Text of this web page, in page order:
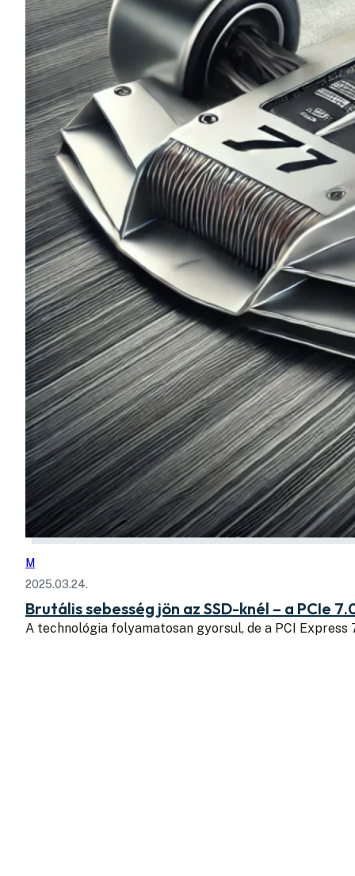
M
2025.03.24.
Brutális sebesség jön az SSD-knél – a PCIe
A technológia folyamatosan gyorsul, de a PCI Express